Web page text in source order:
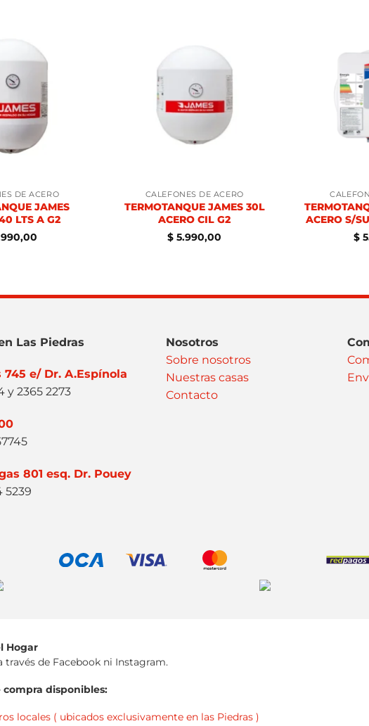
DE ACERO
JAMES
LTS A G2
CALEFONES DE ACERO
TERMOTANQUE JAMES 30L
ACERO CIL G2
$ 5.990,00
ACERO S/
$
Las Piedras
e/ Dr. A.Espínola
y 2365 2273
801 esq. Dr. Pouey
5239
Nosotros
Sobre nosotros
Nuestras casas
Contacto
Hogar
través de Facebook ni Instagram.
compra disponibles:
locales ( ubicados exclusivamente en las Piedras )